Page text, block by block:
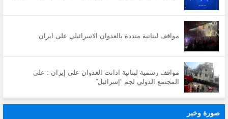
مواقف لبنانية منددة بالعدوان الاسرائيلي على ايران
مواقف رسمية لبنانية ادانت العدوان على إيران : على
المجتمع الدولي لجم “إسرائيل”
صورة وخبر